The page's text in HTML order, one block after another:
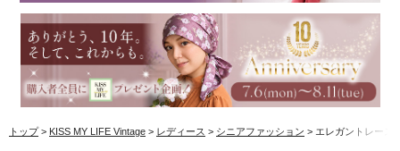
トップ KISS MY LIFE Vintage レディース シニアファッション エレガントレース